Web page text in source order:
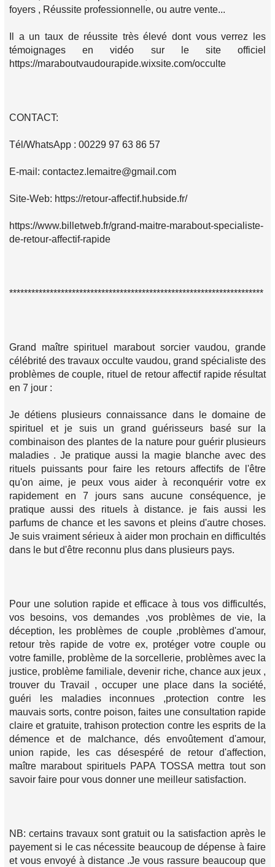
foyers , Réussite professionnelle, ou autre vente...
Il a un taux de réussite très élevé dont vous verrez les
témoignages en vidéo sur le site officiel
https://maraboutvaudourapide.wixsite.com/occulte
CONTACT:
Tél/WhatsApp : 00229 97 63 86 57
E-mail: contactez.lemaitre@gmail.com
Site-Web: https://retour-affectif.hubside.fr/
https://www.billetweb.fr/grand-maitre-marabout-specialiste-
de-retour-affectif-rapide
*********************************************************************
Grand maître spirituel marabout sorcier vaudou, grande
célébrité des travaux occulte vaudou, grand spécialiste des
problèmes de couple, rituel de retour affectif rapide résultat
en 7 jour :
Je détiens plusieurs connaissance dans le domaine de
spirituel et je suis un grand guérisseurs basé sur la
combinaison des plantes de la nature pour guérir plusieurs
maladies . Je pratique aussi la magie blanche avec des
rituels puissants pour faire les retours affectifs de l'être
qu'on aime, je peux vous aider à reconquérir votre ex
rapidement en 7 jours sans aucune conséquence, je
pratique aussi des rituels à distance. je fais aussi les
parfums de chance et les savons et pleins d'autre choses.
Je suis vraiment sérieux à aider mon prochain en difficultés
dans le but d'être reconnu plus dans plusieurs pays.
Pour une solution rapide et efficace à tous vos difficultés,
vos besoins, vos demandes ,vos problèmes de vie, la
déception, les problèmes de couple ,problèmes d'amour,
retour très rapide de votre ex, protéger votre couple ou
votre famille, problème de la sorcellerie, problèmes avec la
justice, problème familiale, devenir riche, chance aux jeux ,
trouver du Travail , occuper une place dans la société,
guéri les maladies inconnues ,protection contre les
mauvais sorts, contre poison, faites une consultation rapide
claire et gratuite, trahison protection contre les esprits de la
démence et de malchance, dés envoûtement d'amour,
union rapide, les cas désespéré de retour d'affection,
maître marabout spirituels PAPA TOSSA mettra tout son
savoir faire pour vous donner une meilleur satisfaction.
NB: certains travaux sont gratuit ou la satisfaction après le
payement si le cas nécessite beaucoup de dépense à faire
et vous envoyé à distance .Je vous rassure beaucoup que